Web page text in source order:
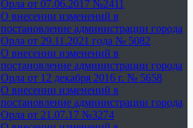
Орла от 07.06.2017 №2411
О внесении изменений в
постановление администрации города
Орла от 29.11.2021 года № 5082
О внесении изменений в
постановление администрации города
Орла от 12 декабря 2016 г. № 5658
О внесении изменений в
постановление администрации города
Орла от 21.07.17 №3274